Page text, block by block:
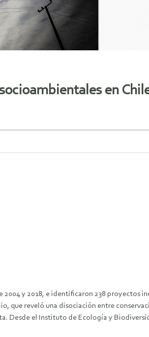
en
y 2018, e identificaron 238 proyectos
que reveló una disociación entre
Desde el Instituto de Ecología y